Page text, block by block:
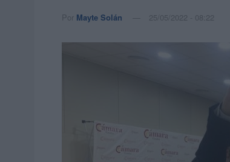
Por Mayte Solán 25/05/2022 - 08:22